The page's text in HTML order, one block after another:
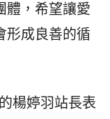
體，希望讓愛
形成良善的循
楊婷羽站長表